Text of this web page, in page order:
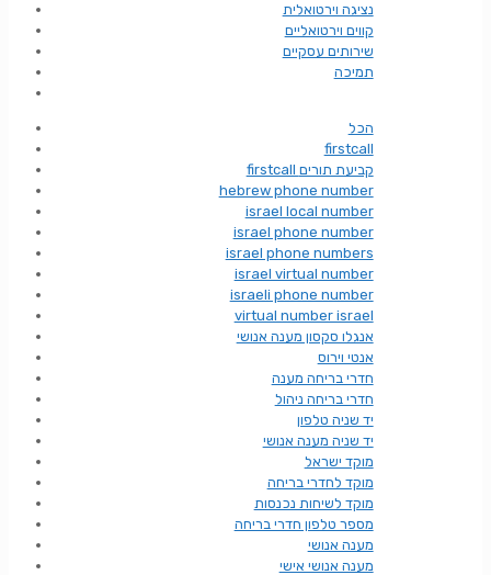
נציגה וירטואלית
קווים וירטואליים
שירותים עסקיים
תמיכה
הכל
firstcall
firstcall קביעת תורים
hebrew phone number
israel local number
israel phone number
israel phone numbers
israel virtual number
israeli phone number
virtual number israel
אנגלו סקסון מענה אנושי
אנטי וירוס
חדרי בריחה מענה
חדרי בריחה ניהול
יד שניה טלפון
יד שניה מענה אנושי
מוקד ישראל
מוקד לחדרי בריחה
מוקד לשיחות נכנסות
מספר טלפון חדרי בריחה
מענה אנושי
מענה אנושי אישי